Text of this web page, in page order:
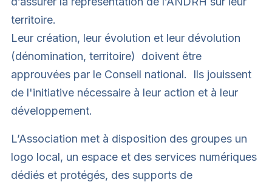
territoire.
Leur création, leur évolution et leur dévolution
(dénomination, territoire) doivent être
approuvées par le Conseil national. Ils jouissent
de l'initiative nécessaire à leur action et à leur
développement.
L’Association met à disposition des groupes un
logo local, un espace et des services numériques
dédiés et protégés, des supports de